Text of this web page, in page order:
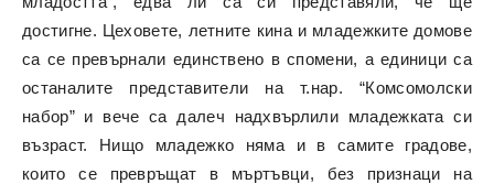
достигне. Цеховете, летните кина и младежките домове
са се превърнали единствено в спомени, а единици са
останалите представители на т.нар. “Комсомолски
набор” и вече са далеч надхвърлили младежката си
възраст. Нищо младежко няма и в самите градове,
които се превръщат в мъртъвци, без признаци на